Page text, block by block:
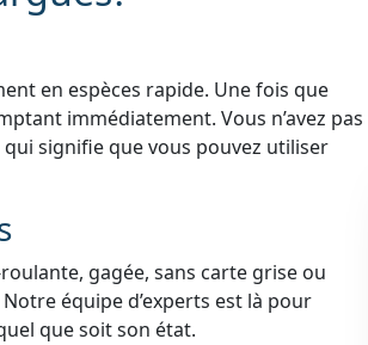
en espèces rapide. Une fois que
immédiatement. Vous n’avez pas
signifie que vous pouvez utiliser
gagée, sans carte grise ou
équipe d’experts est là pour
que soit son état.